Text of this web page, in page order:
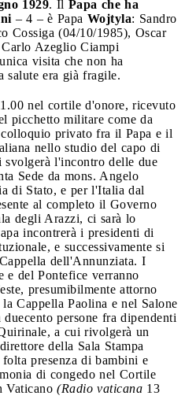
1929. Il Papa che ha
– 4 – è Papa Wojtyla: Sandro
Cossiga (04/10/1985), Oscar
Azeglio Ciampi
visita che non ha
salute era già fragile.
nel cortile d'onore, ricevuto
picchetto militare come da
privato fra il Papa e il
nello studio del capo di
svolgerà l'incontro delle due
Sede da mons. Angelo
di Stato, e per l'Italia dal
al completo il Governo
degli Arazzi, ci sarà lo
incontrerà i presidenti di
e successivamente si
dell'Annunziata. I
e del Pontefice verranno
presumibilmente attorno
Cappella Paolina e nel Salone
persone fra dipendenti
a cui rivolgerà un
della Sala Stampa
presenza di bambini e
di congedo nel Cortile
Vaticano (Radio vaticana 13